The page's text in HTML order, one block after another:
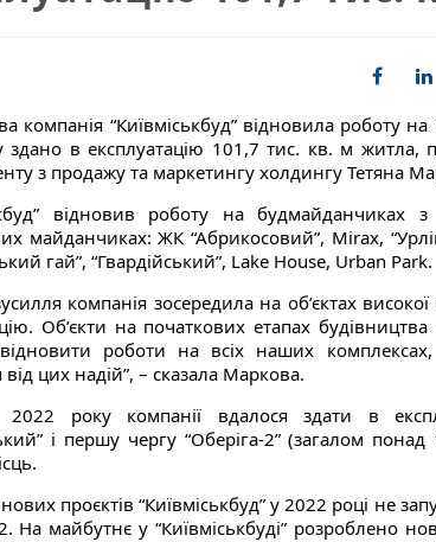
компанія “Київміськбуд” відновила роботу
в експлуатацію 101,7 тис. кв. м житла,
з продажу та маркетингу холдингу Тетяна
відновив роботу на
майданчиках: ЖК “Абрикосовий”, Miraх,
гай”, “Гвардійський”, Lake House, Urban Park.
компанія зосередила на об’єктах
Об’єкти на початкових етапах
роботи на всіх наших
від цих надій”, – сказала Маркова.
2022 року компанії вдалося здати в
і першу чергу “Оберіга-2” (загалом
проєктів “Київміськбуд” у 2022 році не
На майбутнє у “Київміськбуді” розроблено